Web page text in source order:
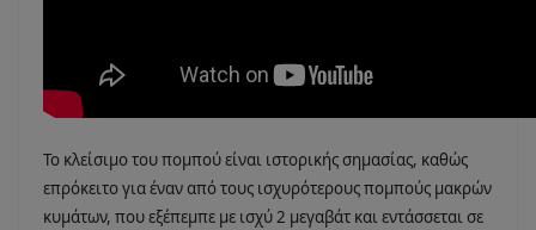
Το κλείσιμο του πομπού είναι ιστορικής σημασίας, καθώς
επρόκειτο για έναν από τους ισχυρότερους πομπούς μακρών
κυμάτων, που εξέπεμπε με ισχύ 2 μεγαβάτ και εντάσσεται σε